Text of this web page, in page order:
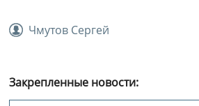
Чмутов Сергей
Закрепленные новости: